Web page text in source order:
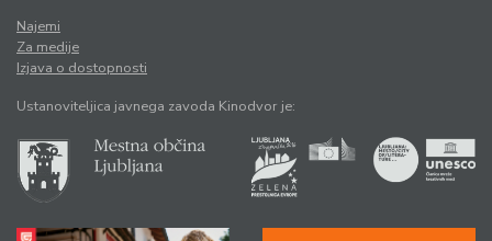
Najemi
Za medije
Izjava o dostopnosti
Ustanoviteljica javnega zavoda Kinodvor je: